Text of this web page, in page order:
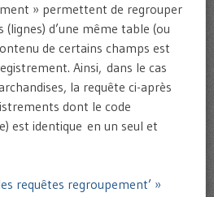
» permettent de regrouper
d’une même table (ou
de certains champs est
Ainsi, dans le cas
la requête ci-après
dont le code
est identique en un seul et
requêtes regroupement’ »